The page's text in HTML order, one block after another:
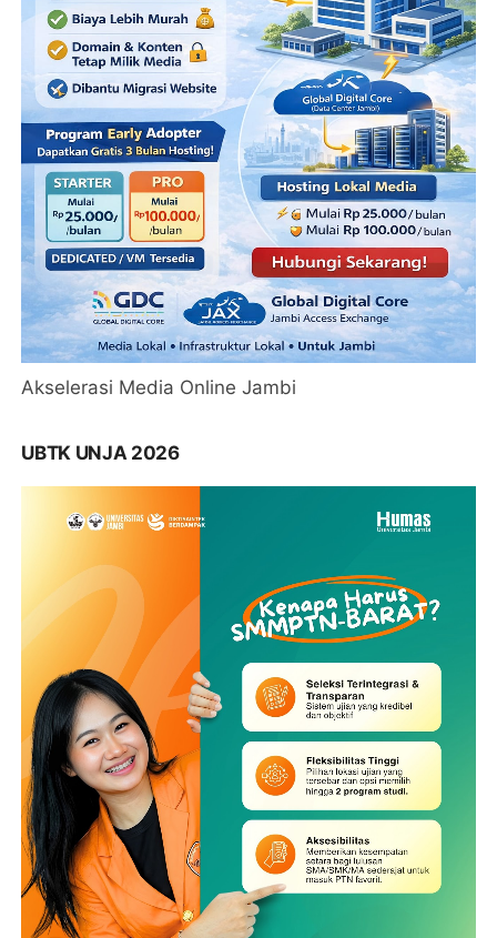
Akselerasi Media Online Jambi
UBTK UNJA 2026